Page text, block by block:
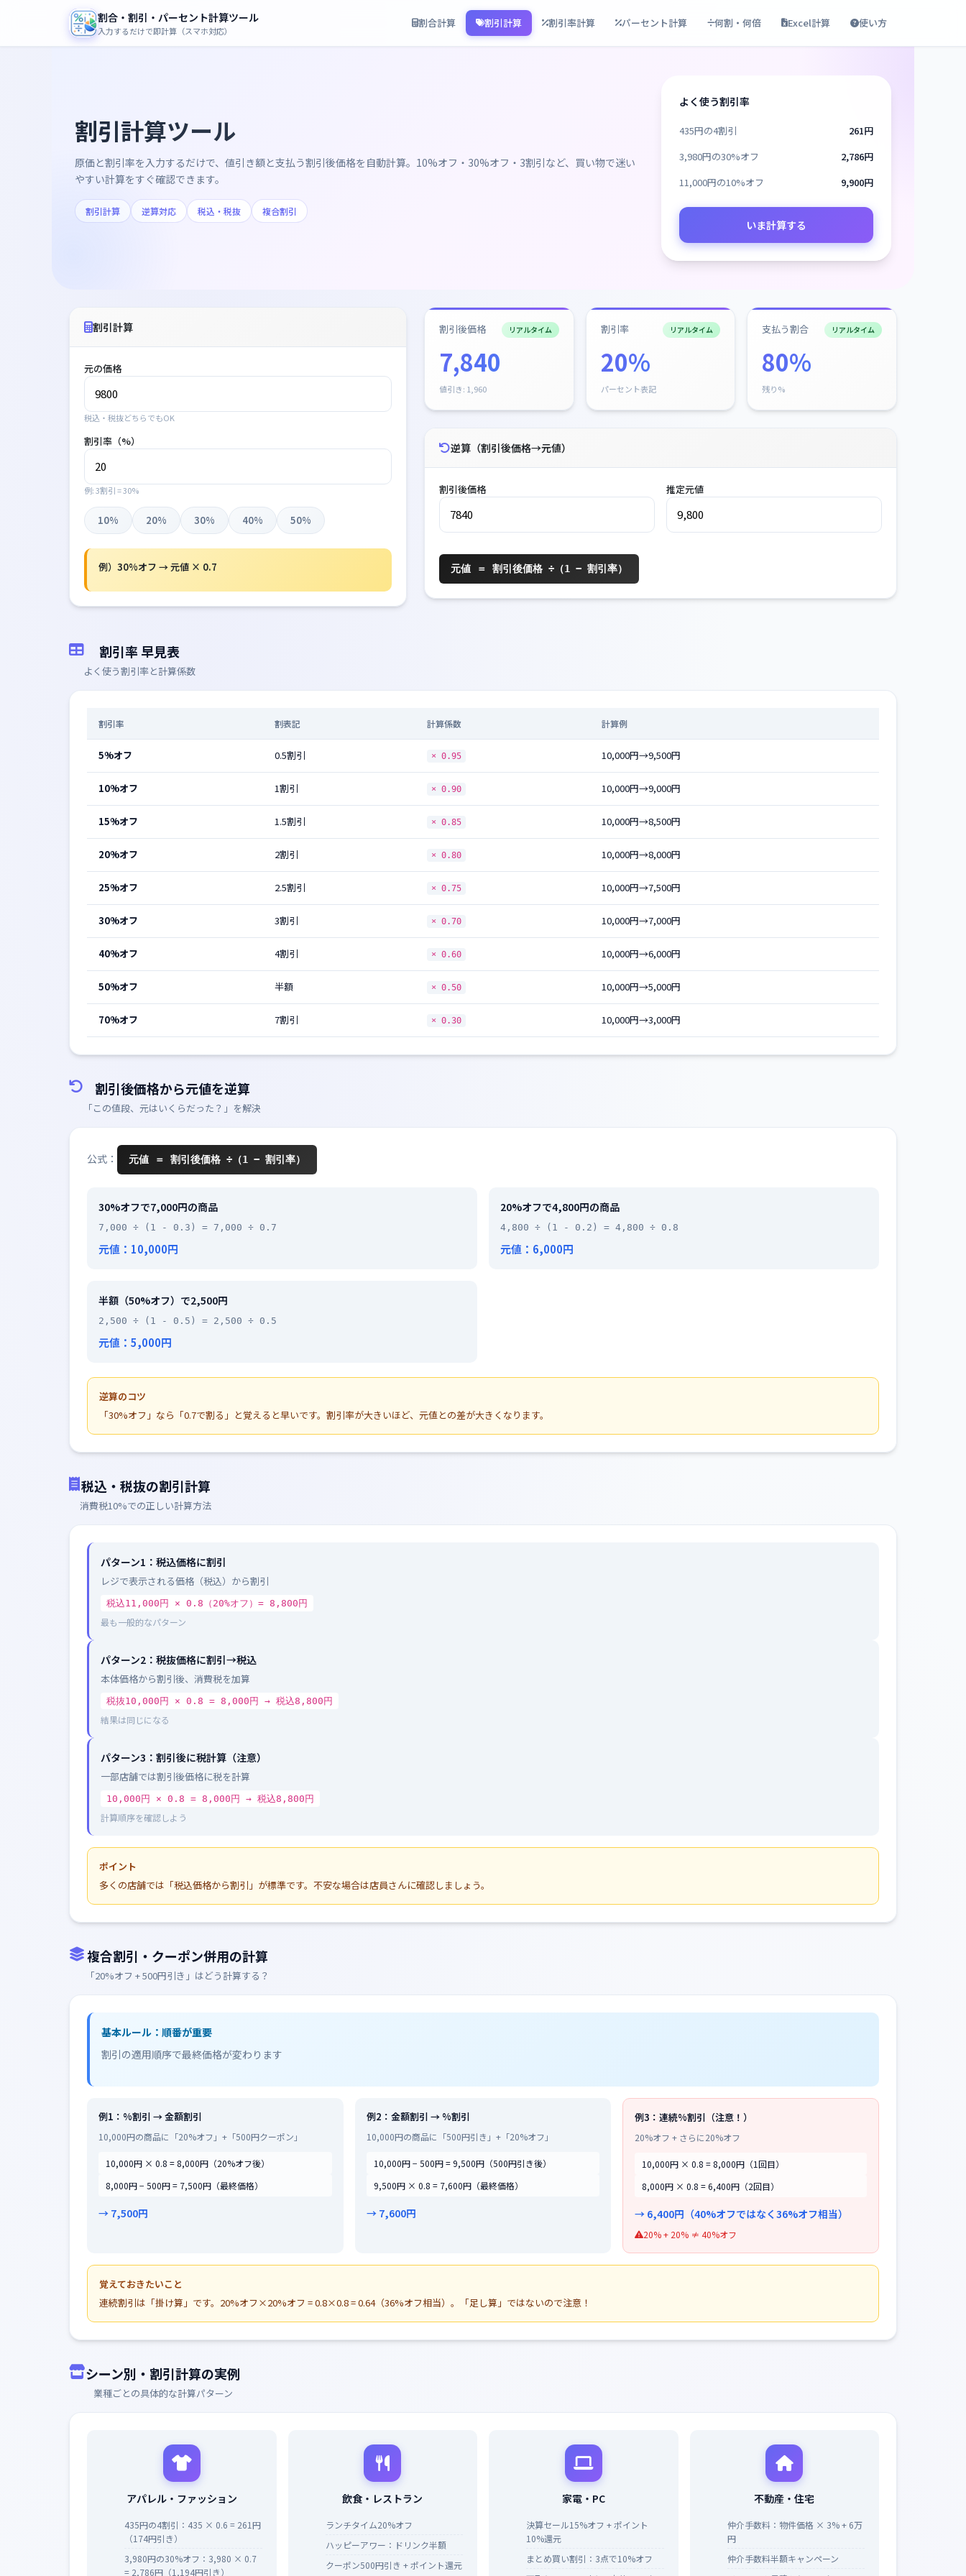
割合・割引・パーセント計算ツール
入力するだけで即計算（スマホ対応）
割合計算 割引計算 割引率計算 パーセント計算 何割・何倍 Excel計算 使い方
割引計算ツール
原価と割引率を入力するだけで、値引き額と支払う割引後価格を自動計算。10%オフ・30%オフ・3割引など、買い物で迷い
やすい計算をすぐ確認できます。
割引計算 逆算対応 税込・税抜 複合割引
よく使う割引率
435円の4割引
261円
3,980円の30%オフ
2,786円
11,000円の10%オフ
9,900円
いま計算する
割引計算
元の価格
税込・税抜どちらでもOK
割引率（%）
例: 3割引 = 30%
10% 20% 30% 40% 50%
例）30%オフ → 元値 × 0.7
割引後価格 リアルタイム
7,840
値引き: 1,960
割引率 リアルタイム
20%
パーセント表記
支払う割合 リアルタイム
80%
残り%
逆算（割引後価格→元値）
割引後価格 推定元値
元値 ＝ 割引後価格 ÷（1 − 割引率）
割引率 早見表
よく使う割引率と計算係数
割引率 割表記 計算係数 計算例
5%オフ 0.5割引 × 0.95 10,000円→9,500円
10%オフ 1割引 × 0.90 10,000円→9,000円
15%オフ 1.5割引 × 0.85 10,000円→8,500円
20%オフ 2割引 × 0.80 10,000円→8,000円
25%オフ 2.5割引 × 0.75 10,000円→7,500円
30%オフ 3割引 × 0.70 10,000円→7,000円
40%オフ 4割引 × 0.60 10,000円→6,000円
50%オフ 半額 × 0.50 10,000円→5,000円
70%オフ 7割引 × 0.30 10,000円→3,000円
割引後価格から元値を逆算
「この値段、元はいくらだった？」を解決
公式： 元値 ＝ 割引後価格 ÷（1 − 割引率）
30%オフで7,000円の商品
7,000 ÷ (1 - 0.3) = 7,000 ÷ 0.7
元値：10,000円
20%オフで4,800円の商品
4,800 ÷ (1 - 0.2) = 4,800 ÷ 0.8
元値：6,000円
半額（50%オフ）で2,500円
2,500 ÷ (1 - 0.5) = 2,500 ÷ 0.5
元値：5,000円
逆算のコツ
「30%オフ」なら「0.7で割る」と覚えると早いです。割引率が大きいほど、元値との差が大きくなります。
税込・税抜の割引計算
消費税10%での正しい計算方法
パターン1：税込価格に割引
レジで表示される価格（税込）から割引
税込11,000円 × 0.8（20%オフ）= 8,800円
最も一般的なパターン
パターン2：税抜価格に割引→税込
本体価格から割引後、消費税を加算
税抜10,000円 × 0.8 = 8,000円 → 税込8,800円
結果は同じになる
パターン3：割引後に税計算（注意）
一部店舗では割引後価格に税を計算
10,000円 × 0.8 = 8,000円 → 税込8,800円
計算順序を確認しよう
ポイント
多くの店舗では「税込価格から割引」が標準です。不安な場合は店員さんに確認しましょう。
複合割引・クーポン併用の計算
「20%オフ + 500円引き」はどう計算する？
基本ルール：順番が重要
割引の適用順序で最終価格が変わります
例1：%割引 → 金額割引
10,000円の商品に「20%オフ」+「500円クーポン」
10,000円 × 0.8 = 8,000円（20%オフ後）
8,000円 − 500円 = 7,500円（最終価格）
→ 7,500円
例2：金額割引 → %割引
10,000円の商品に「500円引き」+「20%オフ」
10,000円 − 500円 = 9,500円（500円引き後）
9,500円 × 0.8 = 7,600円（最終価格）
→ 7,600円
例3：連続%割引（注意！）
20%オフ + さらに20%オフ
10,000円 × 0.8 = 8,000円（1回目）
8,000円 × 0.8 = 6,400円（2回目）
→ 6,400円（40%オフではなく36%オフ相当）
20% + 20% ≠ 40%オフ
覚えておきたいこと
連続割引は「掛け算」です。20%オフ×20%オフ = 0.8×0.8 = 0.64（36%オフ相当）。「足し算」ではないので注意！
シーン別・割引計算の実例
業種ごとの具体的な計算パターン
アパレル・ファッション
435円の4割引：435 × 0.6 = 261円
（174円引き）
3,980円の30%オフ：3,980 × 0.7
= 2,786円（1,194円引き）
飲食・レストラン
ランチタイム20%オフ
ハッピーアワー：ドリンク半額
クーポン500円引き + ポイント還元
家電・PC
決算セール15%オフ + ポイント
10%還元
まとめ買い割引：3点で10%オフ
不動産・住宅
仲介手数料：物件価格 × 3% + 6万
円
仲介手数料半額キャンペーン